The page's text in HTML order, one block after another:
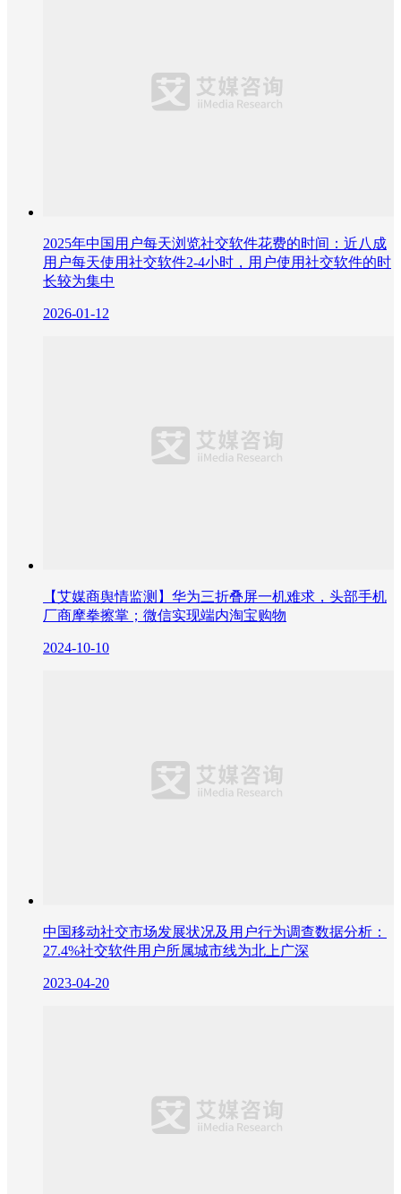
2025年中国用户每天浏览社交软件花费的时间：近八成
用户每天使用社交软件2-4小时，用户使用社交软件的时
长较为集中
2026-01-12
【艾媒商舆情监测】华为三折叠屏一机难求，头部手机
厂商摩拳擦掌；微信实现端内淘宝购物
2024-10-10
中国移动社交市场发展状况及用户行为调查数据分析：
27.4%社交软件用户所属城市线为北上广深
2023-04-20